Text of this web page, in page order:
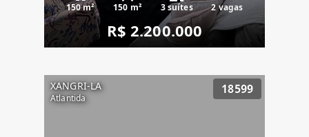
150 m² 150 m² 3 suítes 2 vagas
R$ 2.200.000
XANGRI-LA
Atlantida
18599